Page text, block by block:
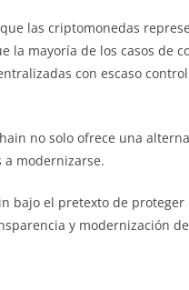
las criptomonedas
la mayoría de los casos de
con escaso
no solo ofrece una
modernizarse.
bajo el pretexto de proteger
y modernización